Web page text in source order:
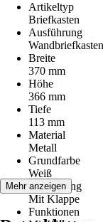
Artikeltyp
Briefkasten
Ausführung
Wandbriefkasten
Breite
370 mm
Höhe
366 mm
Tiefe
113 mm
Material
Metall
Grundfarbe
Weiß
Ausstattung
Mit Klappe
Funktionen
Mehr anzeigen